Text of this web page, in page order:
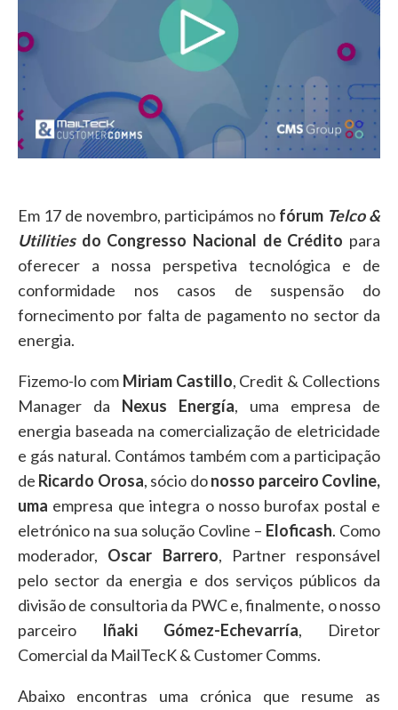
Em 17 de novembro, participámos no fórum Telco &
Utilitiesdo Congresso Nacional de Crédito para
oferecer a nossa perspetiva tecnológica e de
conformidade nos casos de suspensão do
fornecimento por falta de pagamento no sector da
energia.
Fizemo-lo com Miriam Castillo, Credit & Collections
Manager da Nexus Energía, uma empresa de
energia baseada na comercialização de eletricidade
e gás natural. Contámos também com a participação
de Ricardo Orosa, sócio donosso parceiro Covline,
uma empresa que integra o nosso burofax postal e
eletrónico na sua solução Covline – Eloficash. Como
moderador, Oscar Barrero, Partner responsável
pelo sector da energia e dos serviços públicos da
divisão de consultoria da PWC e, finalmente, o nosso
parceiro Iñaki Gómez-Echevarría, Diretor
Comercial da MailTecK & Customer Comms.
Abaixo encontras uma crónica que resume as